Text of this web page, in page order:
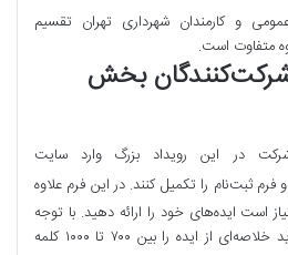
و کارمندان شهرداری تهران تقسیم
متفاوت است.
بخش
در این رویداد بزرگ وارد سایت
فرم ثبت‌نام را تکمیل کنند. در این فرم علاوه
است ایده‌های خود را ارائه دهید. با توجه
به انتخاب محور مدنظر خود باید خلاصه‌ای از ایده را بین ۷۰۰ تا ۱۰۰۰ کلمه